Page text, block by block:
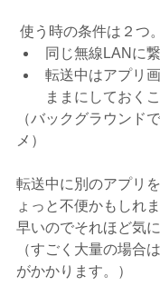
使う時の条件は２つ。
同じ無線LANに
転送中はアプリ
ままにしておく
（バックグラウンド
メ）
転送中に別のアプリ
ょっと不便かもしれ
早いのでそれほど気
（すごく大量の場合
がかかります。）